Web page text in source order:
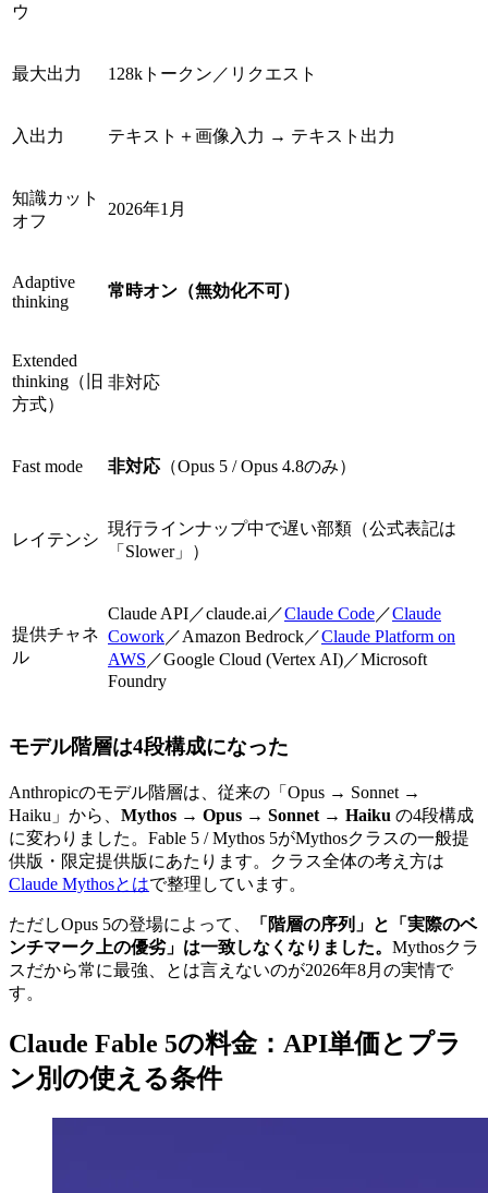
ウ
最大出力 128kトークン／リクエスト
入出力 テキスト＋画像入力 → テキスト出力
知識カット
オフ
2026年1月
Adaptive
thinking
常時オン（無効化不可）
Extended
thinking（旧
方式）
非対応
Fast mode 非対応 （Opus 5 / Opus 4.8のみ）
レイテンシ
現行ラインナップ中で遅い部類（公式表記は
「Slower」）
提供チャネ
ル
Claude API／claude.ai／Claude Code／Claude
Cowork／Amazon Bedrock／Claude Platform on
AWS ／Google Cloud (Vertex AI)／Microsoft
Foundry
モデル階層は4段構成になった
Anthropicのモデル階層は、従来の「Opus → Sonnet →
Haiku」から、 Mythos → Opus → Sonnet → Haiku の4段構成
に変わりました。Fable 5 / Mythos 5がMythosクラスの一般提
供版・限定提供版にあたります。クラス全体の考え方は
Claude Mythosとはで整理しています。
ただしOpus 5の登場によって、
「階層の序列」と「実際のベ
ンチマーク上の優劣」は一致しなくなりました。 Mythosクラ
スだから常に最強、とは言えないのが2026年8月の実情で
す。
Claude Fable 5の料金：API単価とプラ
ン別の使える条件